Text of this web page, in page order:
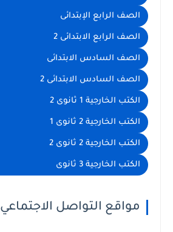
الصف الرابع الإبتدائى
الصف الرابع الابتدائى 2
الصف السادس الابتدائى
الصف السادس الابتدائى 2
الكتب الخارجية 1 ثانوى 2
الكتب الخارجية 2 ثانوى 1
الكتب الخارجية 2 ثانوى 2
الكتب الخارجية 3 ثانوى
مواقع التواصل الاجتماعي